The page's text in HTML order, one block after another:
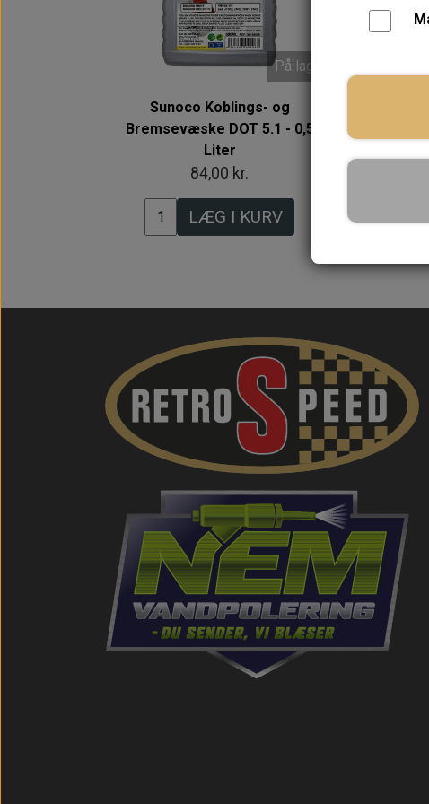
På lager
Sunoco Koblings- og
Bremsevæske DOT 5.1 - 0,5
Liter
84,00 kr.
LÆG I KURV